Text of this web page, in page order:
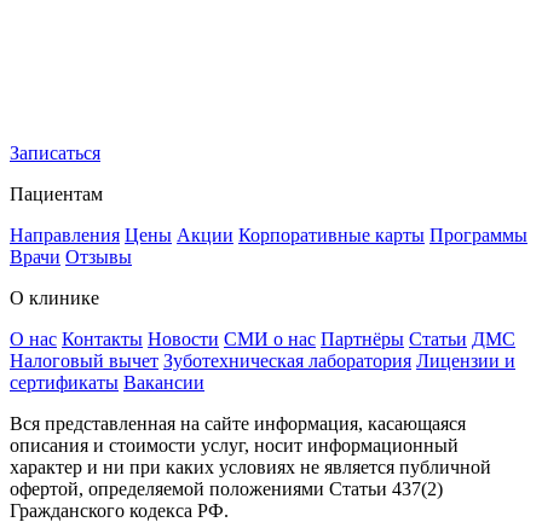
Записаться
Пациентам
Направления Цены Акции Корпоративные карты Программы
Врачи Отзывы
О клинике
О нас Контакты Новости СМИ о нас Партнёры Статьи ДМС
Налоговый вычет Зуботехническая лаборатория Лицензии и
сертификаты Вакансии
Вся представленная на сайте информация, касающаяся
описания и стоимости услуг, носит информационный
характер и ни при каких условиях не является публичной
офертой, определяемой положениями Статьи 437(2)
Гражданского кодекса РФ.